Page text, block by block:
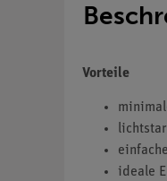
Vorteile
ideale